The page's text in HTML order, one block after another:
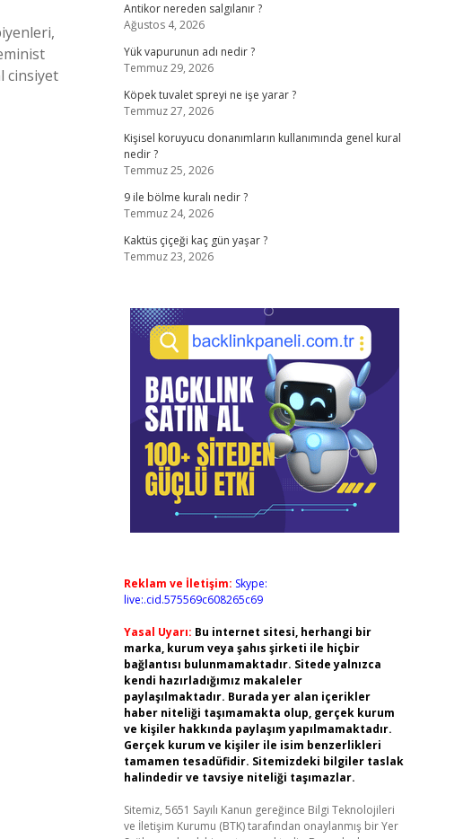
cinsiyet
Antikor nereden salgılanır ?
Ağustos 4, 2026
Yük vapurunun adı nedir ?
Temmuz 29, 2026
Köpek tuvalet spreyi ne işe yarar ?
Temmuz 27, 2026
Kişisel koruyucu donanımların kullanımında genel kural
nedir ?
Temmuz 25, 2026
9 ile bölme kuralı nedir ?
Temmuz 24, 2026
Kaktüs çiçeği kaç gün yaşar ?
Temmuz 23, 2026
Reklam ve İletişim: Skype:
live:.cid.575569c608265c69
Yasal Uyarı: Bu internet sitesi, herhangi bir
marka, kurum veya şahıs şirketi ile hiçbir
bağlantısı bulunmamaktadır. Sitede yalnızca
kendi hazırladığımız makaleler
paylaşılmaktadır. Burada yer alan içerikler
haber niteliği taşımamakta olup, gerçek kurum
ve kişiler hakkında paylaşım yapılmamaktadır.
Gerçek kurum ve kişiler ile isim benzerlikleri
tamamen tesadüfidir. Sitemizdeki bilgiler taslak
halindedir ve tavsiye niteliği taşımazlar.
Sitemiz, 5651 Sayılı Kanun gereğince Bilgi Teknolojileri
ve İletişim Kurumu (BTK) tarafından onaylanmış bir Yer